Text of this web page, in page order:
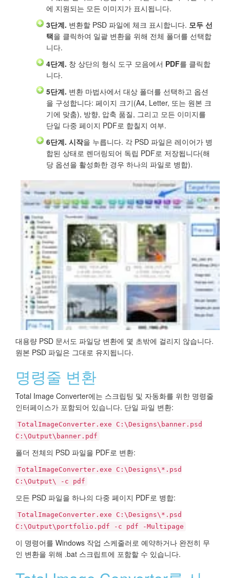
에 지원되는 모든 이미지가 표시됩니다.
3단계. 변환할 PSD 파일에 체크 표시합니다. 모두 선
택을 클릭하여 일괄 변환을 위해 전체 폴더를 선택합
니다.
4단계. 창 상단의 형식 도구 모음에서 PDF를 클릭합
니다.
5단계. 변환 마법사에서 대상 폴더를 선택하고 옵션
을 구성합니다: 페이지 크기(A4, Letter, 또는 원본 크
기에 맞춤), 방향, 압축 품질, 그리고 모든 이미지를
단일 다중 페이지 PDF로 합칠지 여부.
6단계. 시작을 누릅니다. 각 PSD 파일은 레이어가 병
합된 상태로 렌더링되어 독립 PDF로 저장됩니다(해
당 옵션을 활성화한 경우 하나의 파일로 병합).
대용량 PSD 문서도 파일당 변환에 몇 초밖에 걸리지 않습니다.
원본 PSD 파일은 그대로 유지됩니다.
명령줄 변환
Total Image Converter에는 스크립팅 및 자동화를 위한 명령줄
인터페이스가 포함되어 있습니다. 단일 파일 변환:
TotalImageConverter.exe C:\Designs\banner.psd
C:\Output\banner.pdf
폴더 전체의 PSD 파일을 PDF로 변환:
TotalImageConverter.exe C:\Designs\*.psd
C:\Output\ -c pdf
모든 PSD 파일을 하나의 다중 페이지 PDF로 병합:
TotalImageConverter.exe C:\Designs\*.psd
C:\Output\portfolio.pdf -c pdf -Multipage
이 명령어를 Windows 작업 스케줄러로 예약하거나 완전히 무
인 변환을 위해 .bat 스크립트에 포함할 수 있습니다.